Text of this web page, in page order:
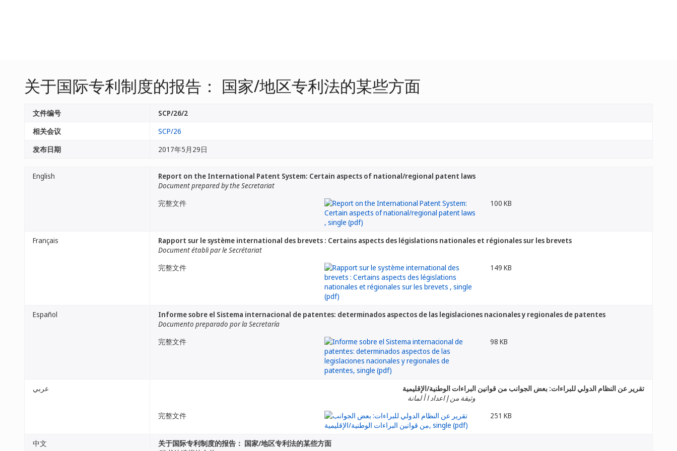
关于国际专利制度的报告： 国家/地区专利法的某些方面
文件编号
SCP/26/2
相关会议
SCP/26
发布日期
2017年5月29日
English
Report on the International Patent System: Certain aspects of national/regional patent laws
Document prepared by the Secretariat
完整文件
100 KB
Français
Rapport sur le système international des brevets : Certains aspects des législations nationales et régionales sur les brevets
Document établi par le Secrétariat
完整文件
149 KB
Español
Informe sobre el Sistema internacional de patentes: determinados aspectos de las legislaciones nacionales y regionales de patentes
Documento preparado por la Secretaría
完整文件
98 KB
عربي
تقرير عن النظام الدولي للبراءات: بعض الجوانب من قوانين البراءات الوطنية/الإقليمية
وثيقة من إ اعداد ا أ لمانة
完整文件
251 KB
中文
关于国际专利制度的报告： 国家/地区专利法的某些方面